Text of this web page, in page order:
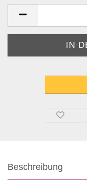
Beschreibung